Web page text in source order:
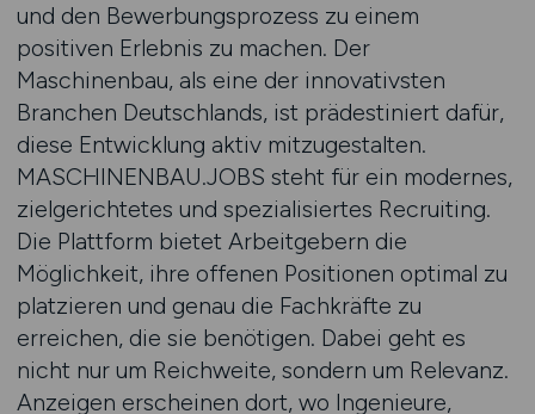
und den Bewerbungsprozess zu einem
positiven Erlebnis zu machen. Der
Maschinenbau, als eine der innovativsten
Branchen Deutschlands, ist prädestiniert dafür,
diese Entwicklung aktiv mitzugestalten.
MASCHINENBAU.JOBS steht für ein modernes,
zielgerichtetes und spezialisiertes Recruiting.
Die Plattform bietet Arbeitgebern die
Möglichkeit, ihre offenen Positionen optimal zu
platzieren und genau die Fachkräfte zu
erreichen, die sie benötigen. Dabei geht es
nicht nur um Reichweite, sondern um Relevanz.
Anzeigen erscheinen dort, wo Ingenieure,